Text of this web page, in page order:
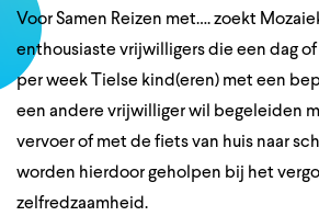
Voor Samen Reizen met…. zoekt
enthousiaste vrijwilligers die een dag
per week Tielse kind(eren) met een
een andere vrijwilliger wil begeleiden
vervoer of met de fiets van huis naar
worden hierdoor geholpen bij het
zelfredzaamheid.